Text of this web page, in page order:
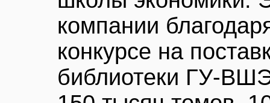
компании
конкурсе на
библиотеки ГУ-